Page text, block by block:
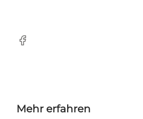
Facebook
Mehr erfahren